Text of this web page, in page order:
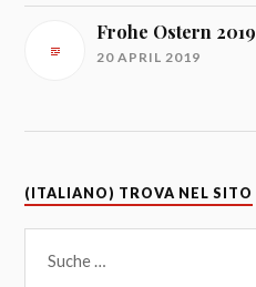
Frohe Ostern 2019
20 APRIL 2019
(ITALIANO) TROVA NEL SITO